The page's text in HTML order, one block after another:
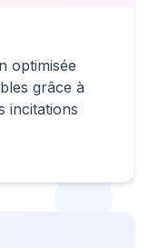
optimisée
grâce à
incitations